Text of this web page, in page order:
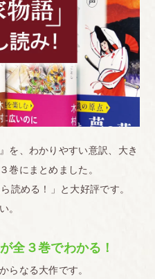
を、わかりやすい意訳、大き
巻にまとめました。
読める！」と大好評です。
。
全３巻でわかる！
らなる大作です。